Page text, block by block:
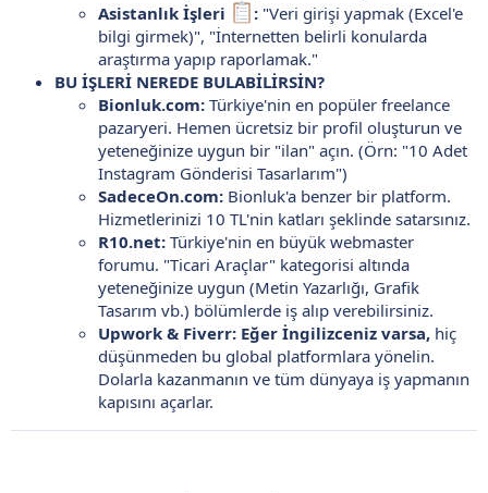
Asistanlık İşleri
: "Veri girişi yapmak (Excel'e
bilgi girmek)", "İnternetten belirli konularda
araştırma yapıp raporlamak."
BU İŞLERİ NEREDE BULABİLİRSİN?
Bionluk.com: Türkiye'nin en popüler freelance
pazaryeri. Hemen ücretsiz bir profil oluşturun ve
yeteneğinize uygun bir "ilan" açın. (Örn: "10 Adet
Instagram Gönderisi Tasarlarım")
SadeceOn.com: Bionluk'a benzer bir platform.
Hizmetlerinizi 10 TL'nin katları şeklinde satarsınız.
R10.net: Türkiye'nin en büyük webmaster
forumu. "Ticari Araçlar" kategorisi altında
yeteneğinize uygun (Metin Yazarlığı, Grafik
Tasarım vb.) bölümlerde iş alıp verebilirsiniz.
Upwork & Fiverr: Eğer İngilizceniz varsa, hiç
düşünmeden bu global platformlara yönelin.
Dolarla kazanmanın ve tüm dünyaya iş yapmanın
kapısını açarlar.